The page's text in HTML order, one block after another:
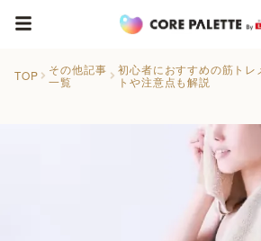
TOP
その他記事
一覧
初心者におすすめの筋トレ
トや注意点も解説